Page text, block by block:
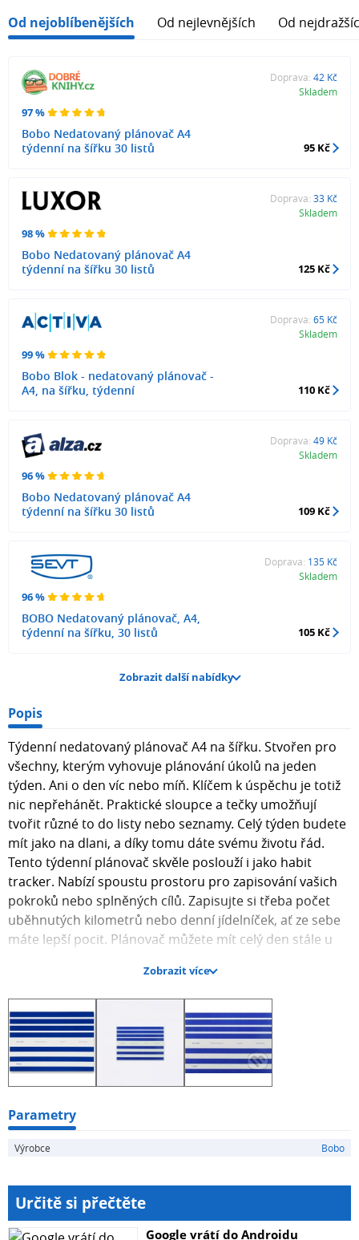
Od nejoblíbenějších Od nejlevnějších Od
97 %
Bobo Nedatovaný plánovač A4
týdenní na šířku 30 listů
Doprava: 42 Kč
Skladem
95 Kč
98 %
Bobo Nedatovaný plánovač A4
týdenní na šířku 30 listů
Doprava: 33 Kč
Skladem
125 Kč
99 %
Bobo Blok - nedatovaný plánovač -
A4, na šířku, týdenní
Doprava: 65 Kč
Skladem
110 Kč
96 %
Bobo Nedatovaný plánovač A4
týdenní na šířku 30 listů
Doprava: 49 Kč
Skladem
109 Kč
96 %
BOBO Nedatovaný plánovač, A4,
týdenní na šířku, 30 listů
Doprava: 135 Kč
Skladem
105 Kč
Zobrazit další nabídky
Popis
Týdenní nedatovaný plánovač A4 na šířku. Stvořen pro
všechny, kterým vyhovuje plánování úkolů na jeden
týden. Ani o den víc nebo míň. Klíčem k úspěchu je totiž
nic nepřehánět. Praktické sloupce a tečky umožňují
tvořit různé to do listy nebo seznamy. Celý týden budete
mít jako na dlani, a díky tomu dáte svému životu řád.
Tento týdenní plánovač skvěle poslouží i jako habit
tracker. Nabízí spoustu prostoru pro zapisování vašich
pokroků nebo splněných cílů. Zapisujte si třeba počet
uběhnutých kilometrů nebo denní jídelníček, ať ze sebe
máte lepší pocit. Plánovač můžete mít celý den stále u
velikost A4 se navíc vejde do každého batohu nebo tašky
na notebook. Do plánovače jsme použili kvalitní papír
Munken Pure. Má krémovou barvu, takže na rozdíl od
jiných zářivě bílých papírů nenamáhá zrak. Je hladký a
velice příjemný na dotek.
Zobrazit více
Parametry
Výrobce Bobo
Určitě si přečtěte
Google vrátí do Androidu